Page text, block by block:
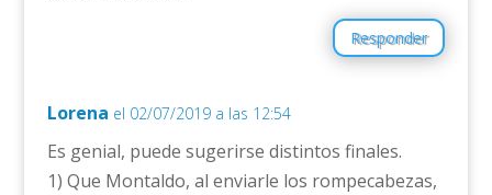
Responder
Lorena el 02/07/2019 a las 12:54
Es genial, puede sugerirse distintos finales.
1) Que Montaldo, al enviarle los rompecabezas,